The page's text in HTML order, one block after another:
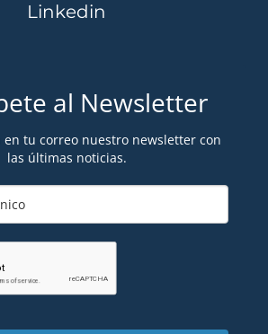
Linkedin
al Newsletter
en tu correo nuestro newsletter con
las últimas noticias.